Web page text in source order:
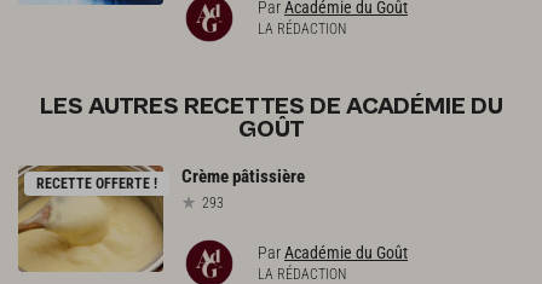
ParAcadémie du Goût
LA RÉDACTION
LES AUTRES RECETTES DE ACADÉMIE DU
GOÛT
RECETTE OFFERTE ! Crèmepâtissière
293
ParAcadémie du Goût
LA RÉDACTION